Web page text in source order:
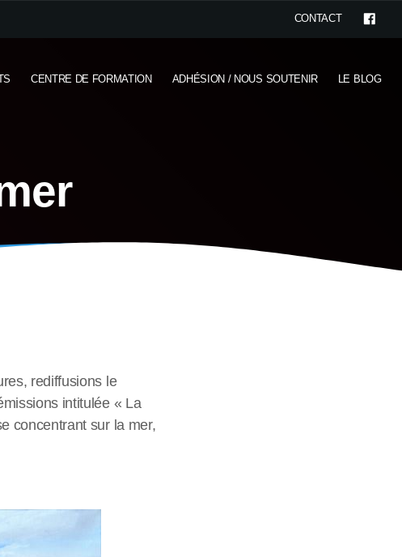
CONTACT
CENTRE DE FORMATION ADHÉSION / NOUS SOUTENIR LE BLOG
rediffusions le
intitulée « La
concentrant sur la mer,